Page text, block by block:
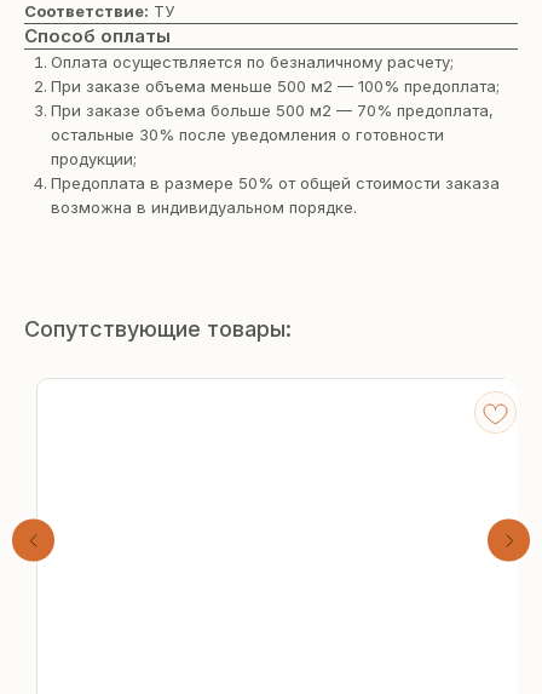
Соответствие: ТУ
Способ оплаты
Оплата осуществляется по безналичному расчету;
При заказе объема меньше 500 м2 — 100% предоплата;
При заказе объема больше 500 м2 — 70% предоплата,
остальные 30% после уведомления о готовности
продукции;
Предоплата в размере 50% от общей стоимости заказа
возможна в индивидуальном порядке.
Сопутствующие товары: